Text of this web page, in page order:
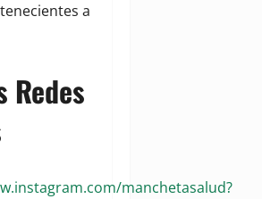
a
Redes
manchetasalud?